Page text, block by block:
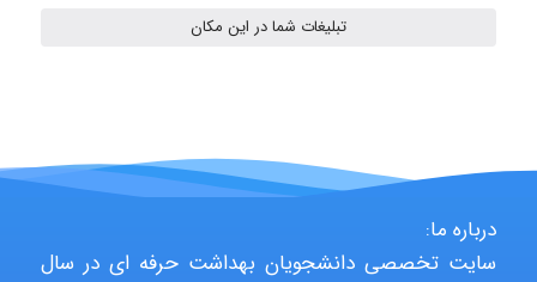
ABOALFZAL ZAREI
nima5534
تبلیغات شما در این مکان
درباره ما:
سایت تخصصی دانشجویان بهداشت حرفه ای در سال